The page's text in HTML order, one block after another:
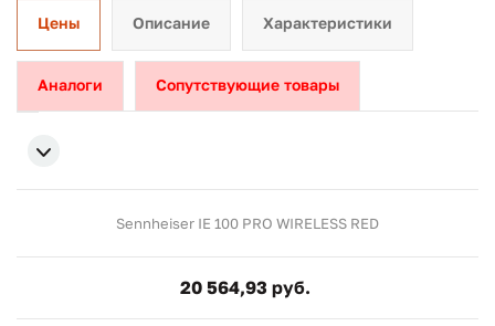
Цены Описание Характеристики
Аналоги Сопутствующие товары
Sennheiser IE 100 PRO WIRELESS RED
20 564,93 руб.